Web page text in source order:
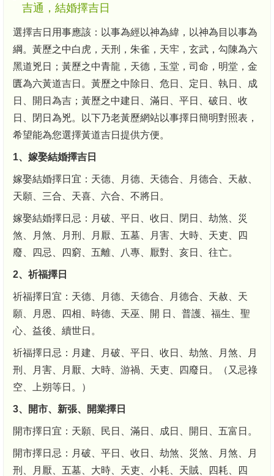
吉通，結婚擇吉日
選擇吉日用事應該：以事為經以神為緯，以神為目以事為
綱。黃歷之中白虎，天刑，朱雀，天牢，玄武，勾陳為六
黑道兇日；黃歷之中青龍，天德，玉堂，司命，明堂，金
匱為六黃道吉日。黃歷之中除日、危日、定日、執日、成
日、開日為吉；黃歷之中建日、滿日、平日、破日、收
日、閉日為兇。以下乃老黃歷網站以事擇日簡明對照表，
希望能為您選擇黃道吉日提供方便。
1、嫁娶結婚擇吉日
嫁娶結婚擇日宜：天德、月德、天德合、月德合、天赦、
天願、三合、天喜、六合、不將日。
嫁娶結婚擇日忌：月破、平日、收日、閉日、劫煞、災
煞、月煞、月刑、月厭、五墓、月害、大時、天吏、四
廢、四忌、四窮、五離、八專、厭對、亥日、往亡。
2、祈福擇日
祈福擇日宜：天德、月德、天德合、月德合、天赦、天
願、月恩、四相、時德、天巫、開 日、普護、福生、聖
心、益後、續世日。
祈福擇日忌：月建、月破、平日、收日、劫煞、月煞、月
刑、月害、月厭、大時、游禍、天吏、四廢日。（又忌祿
空、上朔等日。）
3、開市、新張、開業擇日
開市擇日宜：天願、民日、滿日、成日、開日、五富日。
開市擇日忌：月破、平日、收日、劫煞、災煞、月煞、月
刑、月厭、五墓、大時、天吏、小耗、天賊、四耗、四